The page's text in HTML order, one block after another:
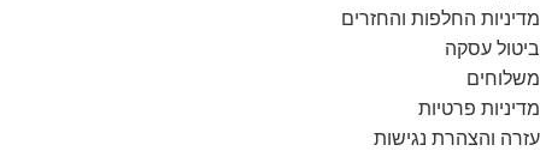
מדיניות החלפות והחזרים
ביטול עסקה
משלוחים
מדיניות פרטיות
עזרה והצהרת נגישות